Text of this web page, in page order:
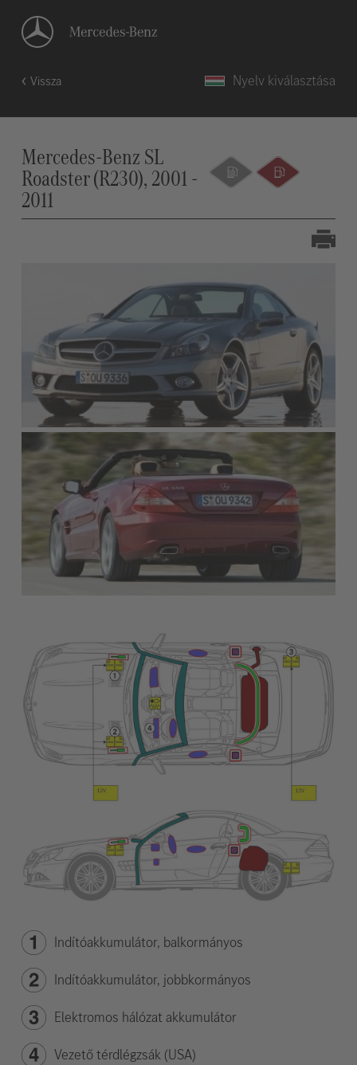
Vissza Nyelv kiválasztása
Mercedes-Benz SL
Roadster (R230), 2001 -
2011
Indítóakkumulátor, balkormányos
Indítóakkumulátor, jobbkormányos
Elektromos hálózat akkumulátor
Vezető térdlégzsák (USA)